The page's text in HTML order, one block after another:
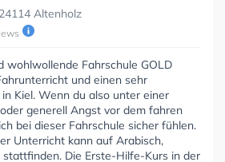
Altenholz
wohlwollende Fahrschule GOLD
und einen sehr
Kiel. Wenn du also unter einer
generell Angst vor dem fahren
bei dieser Fahrschule sicher fühlen.
Unterricht kann auf Arabisch,
stattfinden. Die Erste-Hilfe-Kurs in der